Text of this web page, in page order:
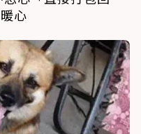
心